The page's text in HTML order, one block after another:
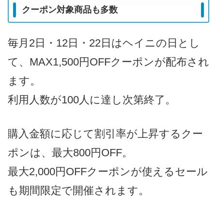
クーポン対象商品も多数
毎月2日・12日・22日はヘイニの日とし
て、MAX1,500円OFFクーポンが配布され
ます。
利用人数が100人に達し次第終了。
購入金額に応じて割引率が上昇するクー
ポンは、最大800円OFF。
最大2,000円OFFクーポンが使えるセール
も期間限定で開催されます。